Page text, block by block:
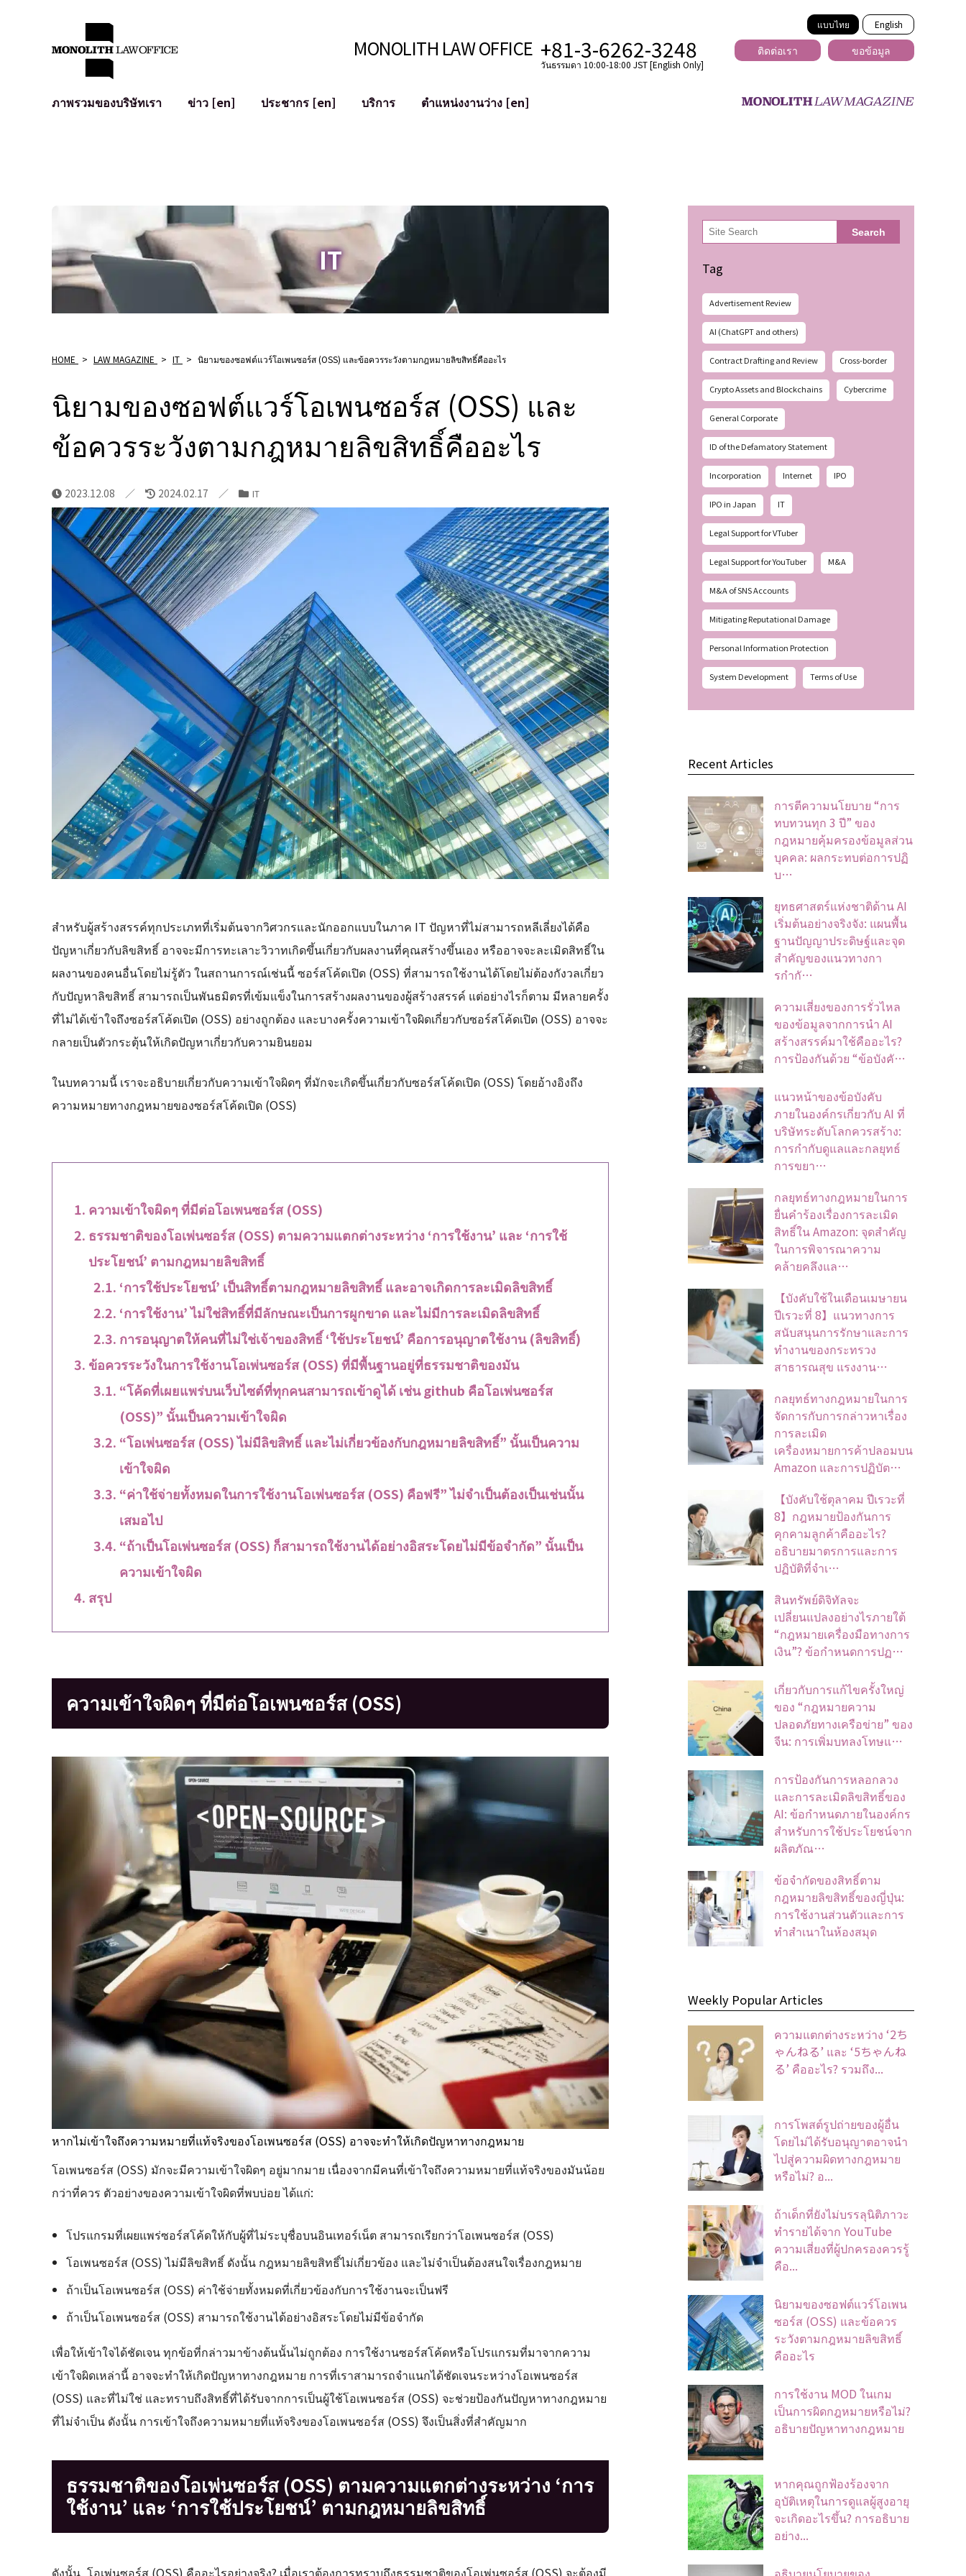
แบบไทย English
MONOLITH LAW OFFICE +81-3-6262-3248
วันธรรมดา 10:00-18:00 JST [English Only]
ติดต่อเรา ขอข้อมูล
ภาพรวมของบริษัทเรา
ข่าว [en] ประชากร [en]
บริการ
การตรวจสอบโฆษณา
อาชญากรรมไซเบอร์
การบรรเทาความเสียหายต่อชื่อเสียง
ตำแหน่งงานว่าง [en]
IT
HOME > LAW MAGAZINE > IT > นิยามของซอฟต์แวร์โอเพนซอร์ส (OSS) และข้อควรระวังตามกฎหมายลิขสิทธิ์คืออะไร
นิยามของซอฟต์แวร์โอเพนซอร์ส (OSS) และ
ข้อควรระวังตามกฎหมายลิขสิทธิ์คืออะไร
2023.12.08 2024.02.17 IT
สำหรับผู้สร้างสรรค์ทุกประเภทที่เริ่มต้นจากวิศวกรและนักออกแบบในภาค IT ปัญหาที่ไม่สามารถหลีเลี่ยงได้คือ
ปัญหาเกี่ยวกับลิขสิทธิ์ อาจจะมีการทะเลาะวิวาทเกิดขึ้นเกี่ยวกับผลงานที่คุณสร้างขึ้นเอง หรืออาจจะละเมิดสิทธิ์ใน
ผลงานของคนอื่นโดยไม่รู้ตัว ในสถานการณ์เช่นนี้ ซอร์สโค้ดเปิด (OSS) ที่สามารถใช้งานได้โดยไม่ต้องกังวลเกี่ยว
กับปัญหาลิขสิทธิ์ สามารถเป็นพันธมิตรที่เข้มแข็งในการสร้างผลงานของผู้สร้างสรรค์ แต่อย่างไรก็ตาม มีหลายครั้ง
ที่ไม่ได้เข้าใจถึงซอร์สโค้ดเปิด (OSS) อย่างถูกต้อง และบางครั้งความเข้าใจผิดเกี่ยวกับซอร์สโค้ดเปิด (OSS) อาจจะ
กลายเป็นตัวกระตุ้นให้เกิดปัญหาเกี่ยวกับความยินยอม
ในบทความนี้ เราจะอธิบายเกี่ยวกับความเข้าใจผิดๆ ที่มักจะเกิดขึ้นเกี่ยวกับซอร์สโค้ดเปิด (OSS) โดยอ้างอิงถึง
ความหมายทางกฎหมายของซอร์สโค้ดเปิด (OSS)
ความเข้าใจผิดๆ ที่มีต่อโอเพนซอร์ส (OSS)
ธรรมชาติของโอเพ่นซอร์ส (OSS) ตามความแตกต่างระหว่าง ‘การใช้งาน’ และ ‘การใช้
ประโยชน์’ ตามกฎหมายลิขสิทธิ์
‘การใช้ประโยชน์’ เป็นสิทธิ์ตามกฎหมายลิขสิทธิ์ และอาจเกิดการละเมิดลิขสิทธิ์
‘การใช้งาน’ ไม่ใช่สิทธิ์ที่มีลักษณะเป็นการผูกขาด และไม่มีการละเมิดลิขสิทธิ์
การอนุญาตให้คนที่ไม่ใช่เจ้าของสิทธิ์ ‘ใช้ประโยชน์’ คือการอนุญาตใช้งาน (ลิขสิทธิ์)
ข้อควรระวังในการใช้งานโอเพ่นซอร์ส (OSS) ที่มีพื้นฐานอยู่ที่ธรรมชาติของมัน
“โค้ดที่เผยแพร่บนเว็บไซต์ที่ทุกคนสามารถเข้าดูได้ เช่น github คือโอเพ่นซอร์ส
(OSS)” นั้นเป็นความเข้าใจผิด
“โอเพ่นซอร์ส (OSS) ไม่มีลิขสิทธิ์ และไม่เกี่ยวข้องกับกฎหมายลิขสิทธิ์” นั้นเป็นความ
เข้าใจผิด
“ค่าใช้จ่ายทั้งหมดในการใช้งานโอเพ่นซอร์ส (OSS) คือฟรี” ไม่จำเป็นต้องเป็นเช่นนั้น
เสมอไป
“ถ้าเป็นโอเพ่นซอร์ส (OSS) ก็สามารถใช้งานได้อย่างอิสระโดยไม่มีข้อจำกัด” นั้นเป็น
ความเข้าใจผิด
สรุป
ความเข้าใจผิดๆ ที่มีต่อโอเพนซอร์ส (OSS)
หากไม่เข้าใจถึงความหมายที่แท้จริงของโอเพนซอร์ส (OSS) อาจจะทำให้เกิดปัญหาทางกฎหมาย
โอเพนซอร์ส (OSS) มักจะมีความเข้าใจผิดๆ อยู่มากมาย เนื่องจากมีคนที่เข้าใจถึงความหมายที่แท้จริงของมันน้อย
กว่าที่ควร ตัวอย่างของความเข้าใจผิดที่พบบ่อย ได้แก่:
โปรแกรมที่เผยแพร่ซอร์สโค้ดให้กับผู้ที่ไม่ระบุชื่อบนอินเทอร์เน็ต สามารถเรียกว่าโอเพนซอร์ส (OSS)
โอเพนซอร์ส (OSS) ไม่มีลิขสิทธิ์ ดังนั้น กฎหมายลิขสิทธิ์ไม่เกี่ยวข้อง และไม่จำเป็นต้องสนใจเรื่องกฎหมาย
ถ้าเป็นโอเพนซอร์ส (OSS) ค่าใช้จ่ายทั้งหมดที่เกี่ยวข้องกับการใช้งานจะเป็นฟรี
ถ้าเป็นโอเพนซอร์ส (OSS) สามารถใช้งานได้อย่างอิสระโดยไม่มีข้อจำกัด
เพื่อให้เข้าใจได้ชัดเจน ทุกข้อที่กล่าวมาข้างต้นนั้นไม่ถูกต้อง การใช้งานซอร์สโค้ดหรือโปรแกรมที่มาจากความ
เข้าใจผิดเหล่านี้ อาจจะทำให้เกิดปัญหาทางกฎหมาย การที่เราสามารถจำแนกได้ชัดเจนระหว่างโอเพนซอร์ส
(OSS) และที่ไม่ใช่ และทราบถึงสิทธิ์ที่ได้รับจากการเป็นผู้ใช้โอเพนซอร์ส (OSS) จะช่วยป้องกันปัญหาทางกฎหมาย
ที่ไม่จำเป็น ดังนั้น การเข้าใจถึงความหมายที่แท้จริงของโอเพนซอร์ส (OSS) จึงเป็นสิ่งที่สำคัญมาก
ธรรมชาติของโอเพ่นซอร์ส (OSS) ตามความแตกต่างระหว่าง ‘การ
ใช้งาน’ และ ‘การใช้ประโยชน์’ ตามกฎหมายลิขสิทธิ์
ดังนั้น, โอเพ่นซอร์ส (OSS) คืออะไรอย่างจริง? เมื่อเราต้องการทราบถึงธรรมชาติของโอเพ่นซอร์ส (OSS) จะต้องมี
検
索 Search
Tag
Advertisement Review
AI (ChatGPT and others)
Contract Drafting and Review Cross-border
Crypto Assets and Blockchains Cybercrime
General Corporate
ID of the Defamatory Statement
Incorporation Internet IPO
IPO in Japan IT
Legal Support for VTuber
Legal Support for YouTuber M&A
M&A of SNS Accounts
Mitigating Reputational Damage
Personal Information Protection
System Development Terms of Use
Recent Articles
การตีความนโยบาย “การ
ทบทวนทุก 3 ปี” ของ
กฎหมายคุ้มครองข้อมูลส่วน
บุคคล: ผลกระทบต่อการปฏิ
บ…
ยุทธศาสตร์แห่งชาติด้าน AI
เริ่มต้นอย่างจริงจัง: แผนพื้น
ฐานปัญญาประดิษฐ์และจุด
สำคัญของแนวทางกา
รกำกั…
ความเสี่ยงของการรั่วไหล
ของข้อมูลจากการนำ AI
สร้างสรรค์มาใช้คืออะไร?
การป้องกันด้วย “ข้อบังคั…
แนวหน้าของข้อบังคับ
ภายในองค์กรเกี่ยวกับ AI ที่
บริษัทระดับโลกควรสร้าง:
การกำกับดูแลและกลยุทธ์
การขยา…
กลยุทธ์ทางกฎหมายในการ
ยื่นคำร้องเรื่องการละเมิด
สิทธิ์ใน Amazon: จุดสำคัญ
ในการพิจารณาความ
คล้ายคลึงแล…
【บังคับใช้ในเดือนเมษายน
ปีเรวะที่ 8】แนวทางการ
สนับสนุนการรักษาและการ
ทำงานของกระทรวง
สาธารณสุข แรงงาน…
กลยุทธ์ทางกฎหมายในการ
จัดการกับการกล่าวหาเรื่อง
การละเมิด
เครื่องหมายการค้าปลอมบน
Amazon และการปฏิบัต…
【บังคับใช้ตุลาคม ปีเรวะที่
8】กฎหมายป้องกันการ
คุกคามลูกค้าคืออะไร?
อธิบายมาตรการและการ
ปฏิบัติที่จำเ…
สินทรัพย์ดิจิทัลจะ
เปลี่ยนแปลงอย่างไรภายใต้
“กฎหมายเครื่องมือทางการ
เงิน”? ข้อกำหนดการปฏ…
เกี่ยวกับการแก้ไขครั้งใหญ่
ของ “กฎหมายความ
ปลอดภัยทางเครือข่าย” ของ
จีน: การเพิ่มบทลงโทษแ…
การป้องกันการหลอกลวง
และการละเมิดลิขสิทธิ์ของ
AI: ข้อกำหนดภายในองค์กร
สำหรับการใช้ประโยชน์จาก
ผลิตภัณ…
ข้อจํากัดของสิทธิ์ตาม
กฎหมายลิขสิทธิ์ของญี่ปุ่น:
การใช้งานส่วนตัวและการ
ทําสําเนาในห้องสมุด
Weekly Popular Articles
ความแตกต่างระหว่าง ‘2ち
ゃんねる’ และ ‘5ちゃんね
る’ คืออะไร? รวมถึง...
การโพสต์รูปถ่ายของผู้อื่น
โดยไม่ได้รับอนุญาตอาจนํา
ไปสู่ความผิดทางกฎหมาย
หรือไม่? อ...
ถ้าเด็กที่ยังไม่บรรลุนิติภาวะ
ทำรายได้จาก YouTube
ความเสี่ยงที่ผู้ปกครองควรรู้
คือ...
นิยามของซอฟต์แวร์โอเพน
ซอร์ส (OSS) และข้อควร
ระวังตามกฎหมายลิขสิทธิ์
คืออะไร
การใช้งาน MOD ในเกม
เป็นการผิดกฎหมายหรือไม่?
อธิบายปัญหาทางกฎหมาย
หากคุณถูกฟ้องร้องจาก
อุบัติเหตุในการดูแลผู้สูงอายุ
จะเกิดอะไรขึ้น? การอธิบาย
อย่าง...